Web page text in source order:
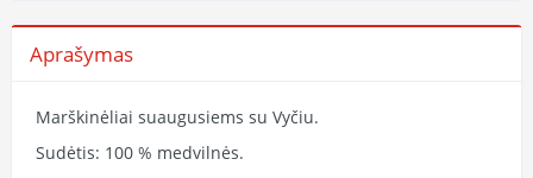
Aprašymas
Marškinėliai suaugusiems su Vyčiu.
Sudėtis: 100 % medvilnės.